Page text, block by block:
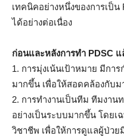
เทคนิคอย่างหนึ่งของการเป็
ได้อย่างต่อเนื่อง
ก่อนและหลังการทำ PDSC
1. การมุ่งเน้นเป้าหมาย มีกา
มากขึ้น เพื่อให้สอดคล้องกับ
2. การทำงานเป็นทีม ทีมงาน
อย่างเป็นระบบมากขึ้น โดยเ
วิชาชีพ เพื่อให้การดูแลผู้ป่วย